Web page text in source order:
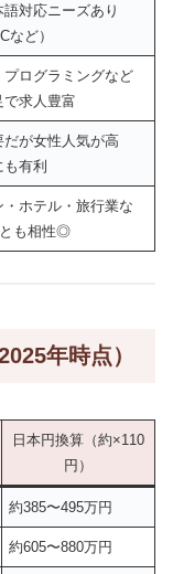
対応ニーズあり
など）
プログラミングなど
で求人豊富
だが女性人気が高
も有利
・ホテル・旅行業な
とも相性◎
年時点）
日本円換算（約×110
円）
約385〜495万円
約605〜880万円